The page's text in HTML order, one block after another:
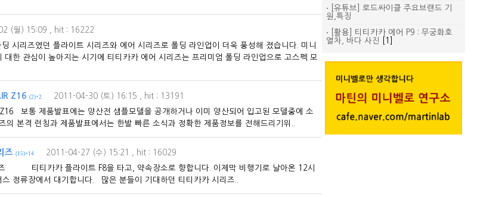
(월) 15:09 , hit : 16222
리즈였던 플라이트 시리즈와 에어 시리즈로 폴딩 라인업이 더욱 풍성해 졌습니다. 미니
한 관심이 높아지는 시기에 티티카카 에어 시리즈는 프리미엄 폴딩 라인업으로 고스펙 모
Z16 (2)+2 2011-04-30 (토) 16:15 , hit : 13191
보통 제품발표에는 양산전 샘플모델을 공개하거나 이미 양산되어 입고된 모델중에 소
의 본격 런칭과 제품발표에서는 한발 빠른 소식과 정확한 제품정보를 전해드리기위..
즈 (15)+14 2011-04-27 (수) 15:21
, hit : 16029
티티카카 플라이트 F8을 타고, 약속장소로 향합니다. 이제막 비행기로 날아온 12시
정류장에서 대기합니다. 많은 분들이 기대하던 티티카카 시리즈..
[유튜브] 로드싸이클 주요브랜드 기
원,특징
[활용] 티티카카 에어 P9 : 무궁화호
열차, 바다 사진
[1]